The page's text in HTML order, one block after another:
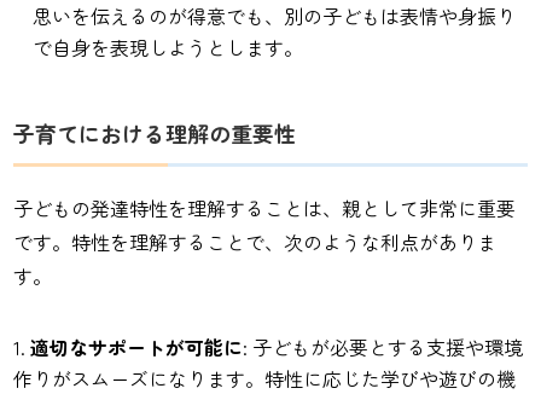
思いを伝えるのが得意でも、別の子どもは表情や身振り
で自身を表現しようとします。
子育てにおける理解の重要性
子どもの発達特性を理解することは、親として非常に重要
です。特性を理解することで、次のような利点がありま
す。
適切なサポートが可能に: 子どもが必要とする支援や環境
作りがスムーズになります。特性に応じた学びや遊びの機